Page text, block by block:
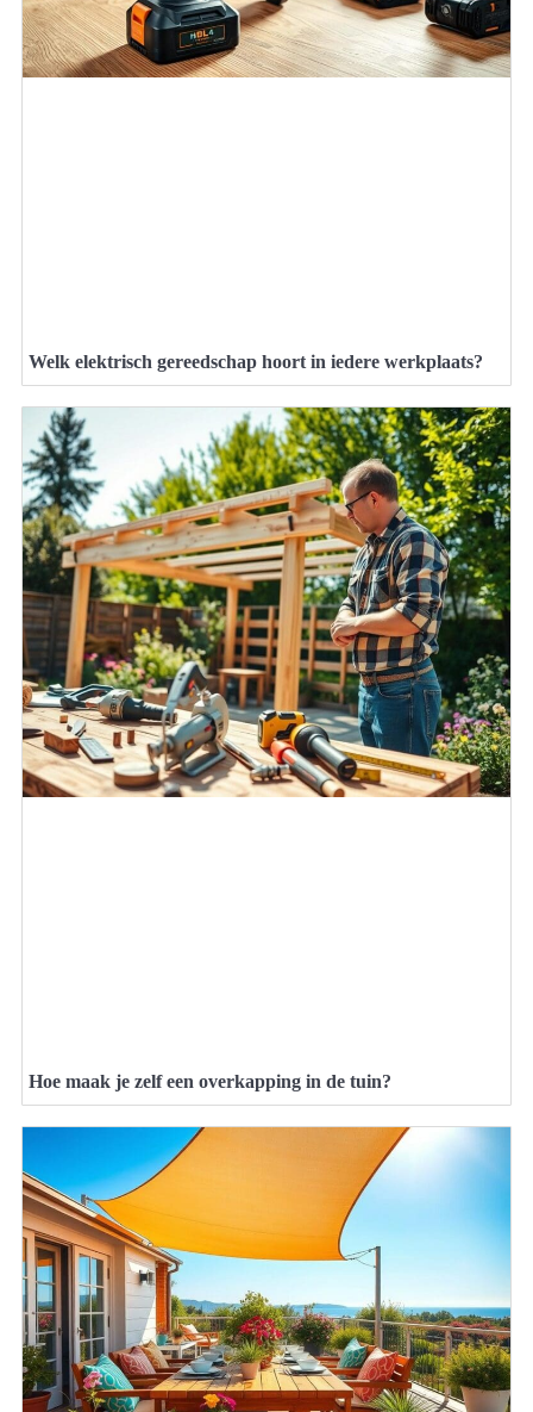
Welk elektrisch gereedschap hoort in iedere werkplaats?
Hoe maak je zelf een overkapping in de tuin?